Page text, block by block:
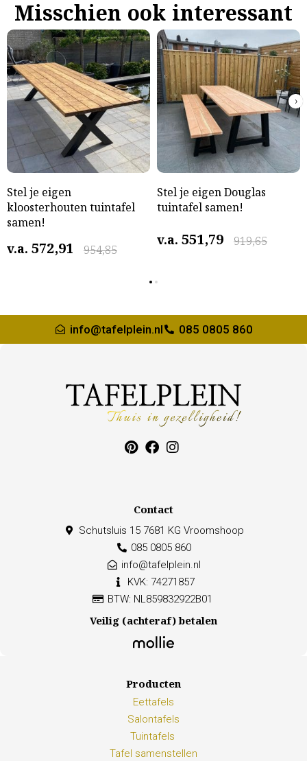
Misschien ook interessant
Stel je eigen
kloosterhouten tuintafel
samen!
v.a. 954,85
572,91
Stel je eigen Douglas
tuintafel samen!
v.a. 919,65
551,79
›
info@tafelplein.nl 085 0805 860
Contact
Schutsluis 15 7681 KG Vroomshoop
085 0805 860
info@tafelplein.nl
KVK: 74271857
BTW: NL859832922B01
Veilig (achteraf) betalen
Producten
Eettafels
Salontafels
Tuintafels
Tafel samenstellen